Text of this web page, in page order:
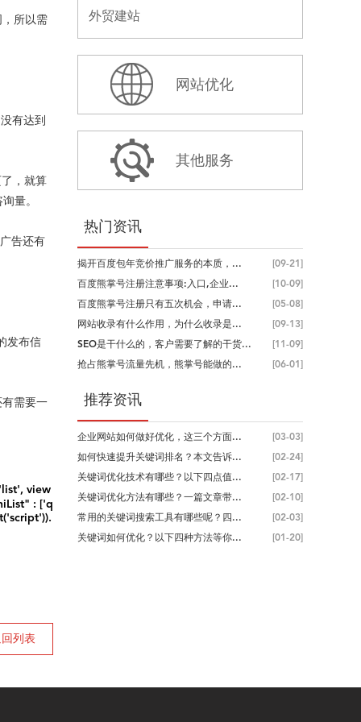
所以需
有达到
，就算
量。
告还有
发布信
需要一
view
: ['q
列表
外贸建站
网站优化
其他服务
热门资讯
[09-21]
揭开百度包年竞价推广服务的本质，...
[10-09]
百度熊掌号注册注意事项:入口,企业...
[05-08]
百度熊掌号注册只有五次机会，申请...
[09-13]
网站收录有什么作用，为什么收录是...
[11-09]
SEO是干什么的，客户需要了解的干货...
[06-01]
抢占熊掌号流量先机，熊掌号能做的...
推荐资讯
[03-03]
企业网站如何做好优化，这三个方面...
[02-24]
如何快速提升关键词排名？本文告诉...
[02-17]
关键词优化技术有哪些？以下四点值...
[02-10]
关键词优化方法有哪些？一篇文章带...
[02-03]
常用的关键词搜索工具有哪些呢？四...
[01-20]
关键词如何优化？以下四种方法等你...